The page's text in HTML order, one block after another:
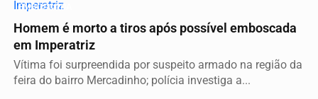
EMBOSCADA
Homem é morto a tiros após possível emboscada
em Imperatriz
Vítima foi surpreendida por suspeito armado na região da
feira do bairro Mercadinho; polícia investiga a...